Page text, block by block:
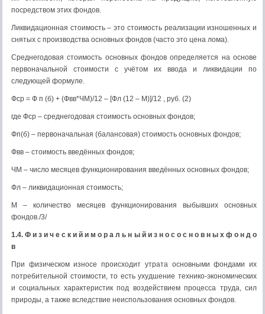
посредством этих фондов.
Ликвидационная стоимость – это стоимость реализации изношенных и
снятых с производства основных фондов (часто это цена лома).
Среднегодовая стоимость основных фондов определяется на основе
первоначальной стоимости с учётом их ввода и ликвидации по
следующей формуле.
Фср = Ф п (б) + (Фвв*ЧМ)/12 – [Фл (12 – М)]/12 , руб. (2)
где Фср – среднегодовая стоимость основных фондов;
Фп(б) – первоначальная (балансовая) стоимость основных фондов;
Фвв – стоимость введённых фондов;
ЧМ – число месяцев функционирования введённых основных фондов;
Фл – ликвидационная стоимость;
М – количество месяцев функционирования выбывших основных
фондов./3/
1.4. Ф и з и ч е с к и й и м о р а л ь н ы й и з н о с о с н о в н ы х ф о н д о
в
При физическом износе происходит утрата основными фондами их
потребительной стоимости, то есть ухудшение технико-экономических
и социальных характеристик под воздействием процесса труда, сил
природы, а также вследствие неиспользования основных фондов.